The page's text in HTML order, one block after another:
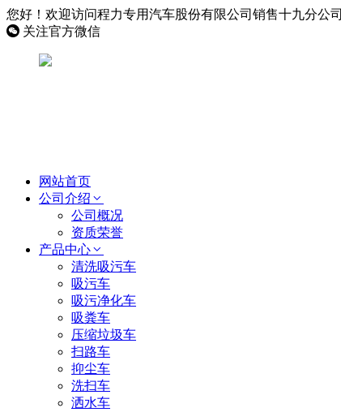
您好！欢迎访问程力专用汽车股份有限公司销售十九分公司
关注官方微信
网站首页
公司介绍
公司概况
资质荣誉
产品中心
清洗吸污车
吸污车
吸污净化车
吸粪车
压缩垃圾车
扫路车
抑尘车
洗扫车
洒水车